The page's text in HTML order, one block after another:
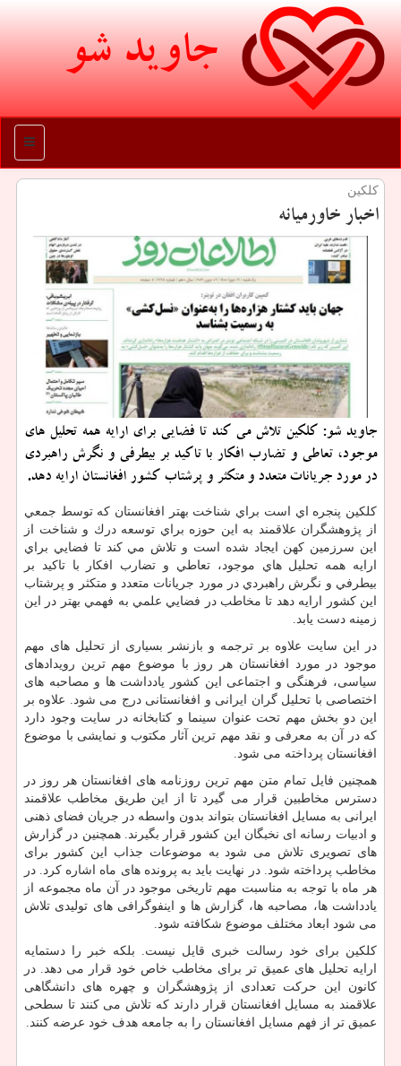
جاوید شو
منو
كلكین
اخبار خاورمیانه
جاوید شو: كلكین تلاش می كند تا فضایی برای ارایه همه تحلیل های
موجود، تعاطی و تضارب افكار با تاكید بر بیطرفی و نگرش راهبردی
در مورد جریانات متعدد و متكثر و پرشتاب كشور افغانستان ارایه دهد.
كلكين پنجره اي است براي شناخت بهتر افغانستان كه توسط جمعي
از پژوهشگران علاقمند به اين حوزه براي توسعه درك و شناخت از
اين سرزمين كهن ايجاد شده است و تلاش مي كند تا فضايي براي
ارايه همه تحليل هاي موجود، تعاطي و تضارب افكار با تاكيد بر
بيطرفي و نگرش راهبردي در مورد جريانات متعدد و متكثر و پرشتاب
اين كشور ارايه دهد تا مخاطب در فضايي علمي به فهمي بهتر در اين
زمينه دست يابد.
در این سایت علاوه بر ترجمه و بازنشر بسیاری از تحلیل های مهم
موجود در مورد افغانستان هر روز با موضوع مهم ترین رویدادهای
سیاسی، فرهنگی و اجتماعی این کشور یادداشت ها و مصاحبه های
اختصاصی با تحلیل گران ایرانی و افغانستانی درج می شود. علاوه بر
این دو بخش مهم تحت عنوان سینما و کتابخانه در سایت وجود دارد
که در آن به معرفی و نقد مهم ترین آثار مکتوب و نمایشی با موضوع
افغانستان پرداخته می شود.
همچنین فایل تمام متن مهم ترین روزنامه های افغانستان هر روز در
دسترس مخاطبین قرار می گیرد تا از این طریق مخاطب علاقمند
ایرانی به مسایل افغانستان بتواند بدون واسطه در جریان فضای ذهنی
و ادبیات رسانه ای نخبگان این کشور قرار بگیرند. همچنین در گزارش
های تصویری تلاش می شود به موضوعات جذاب این کشور برای
مخاطب پرداخته شود. در نهایت باید به پرونده های ماه اشاره کرد. در
هر ماه با توجه به مناسبت مهم تاریخی موجود در آن ماه مجموعه از
یادداشت ها، مصاحبه ها، گزارش ها و اینفوگرافی های تولیدی تلاش
می شود ابعاد مختلف موضوع شکافته شود.
کلکین برای خود رسالت خبری قایل نیست. بلکه خبر را دستمایه
ارایه تحلیل های عمیق تر برای مخاطب خاص خود قرار می دهد. در
کانون این حرکت تعدادی از پژوهشگران و چهره های دانشگاهی
علاقمند به مسایل افغانستان قرار دارند که تلاش می کنند تا سطحی
عمیق تر از فهم مسایل افغانستان را به جامعه هدف خود عرضه کنند.